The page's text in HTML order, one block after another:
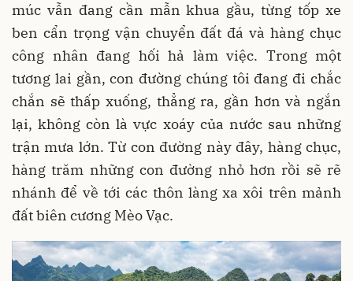
múc vẫn đang cần mẫn khua gầu, từng tốp xe
ben cẩn trọng vận chuyển đất đá và hàng chục
công nhân đang hối hả làm việc. Trong một
tương lai gần, con đường chúng tôi đang đi chắc
chắn sẽ thấp xuống, thẳng ra, gần hơn và ngắn
lại, không còn là vực xoáy của nước sau những
trận mưa lớn. Từ con đường này đây, hàng chục,
hàng trăm những con đường nhỏ hơn rồi sẽ rẽ
nhánh để về tới các thôn làng xa xôi trên mảnh
đất biên cương Mèo Vạc.